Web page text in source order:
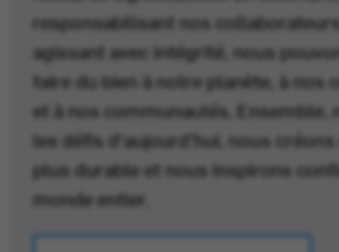
responsabilisant nos
agissant avec intégrité, nous
faire du bien à notre planète, à nos
et à nos communautés. Ensemble,
les défis d'aujourd'hui, nous créons
plus durable et nous inspirons
monde entier.